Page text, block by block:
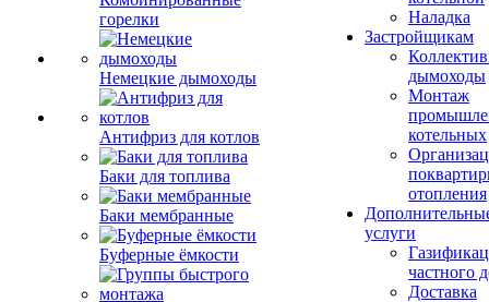
горелки
Немецкие дымоходы
Антифриз для котлов
Баки для топлива
Баки мембранные
Буферные ёмкости
Наладка
Застройщикам
дымоходы
Монтаж
котельных
отопления
услуги
частного
Доставка